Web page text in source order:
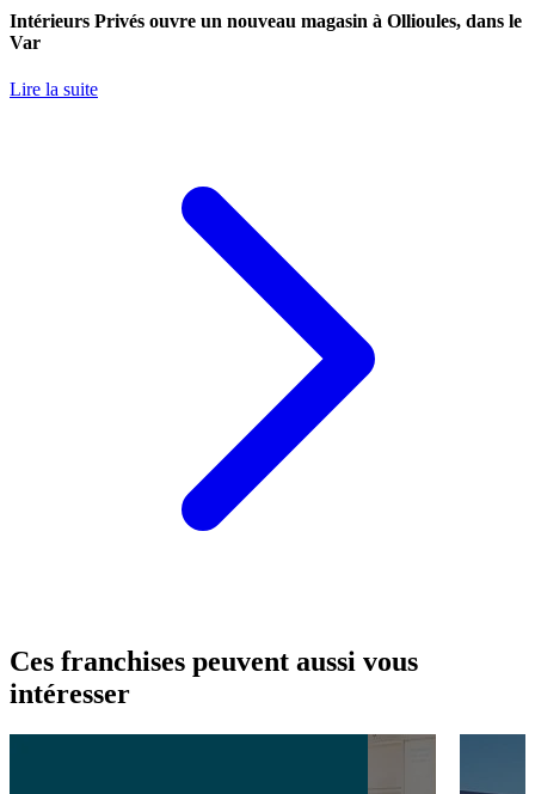
Intérieurs Privés ouvre un nouveau magasin à Ollioules, dans le
Var
Lire la suite
Ces franchises peuvent aussi vous
intéresser